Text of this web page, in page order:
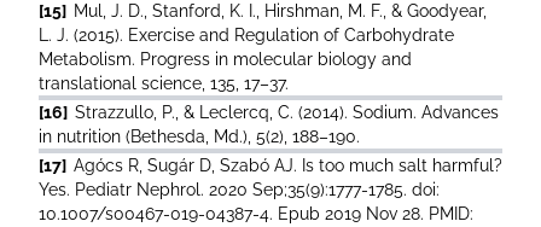
[15] Mul, J. D., Stanford, K. I., Hirshman, M. F., & Goodyear,
L. J. (2015). Exercise and Regulation of Carbohydrate
Metabolism. Progress in molecular biology and
translational science, 135, 17–37.
[16] Strazzullo, P., & Leclercq, C. (2014). Sodium. Advances
in nutrition (Bethesda, Md.), 5(2), 188–190.
[17] Agócs R, Sugár D, Szabó AJ. Is too much salt harmful?
Yes. Pediatr Nephrol. 2020 Sep;35(9):1777-1785. doi:
10.1007/s00467-019-04387-4. Epub 2019 Nov 28. PMID: